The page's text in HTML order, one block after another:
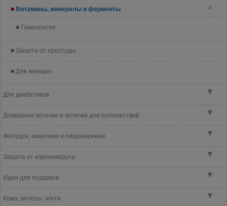
▲
Витамины, минералы и ферменты
Гомеопатия
Защита от простуды
Для женщин
▼
Для диабетиков
▼
Домашняя аптечка и аптечка для путешествий
▼
Желудок, кишечник и пищеварение
▼
Защита от коронавируса
▼
Идеи для подарков
▼
Кожа, волосы, ногти